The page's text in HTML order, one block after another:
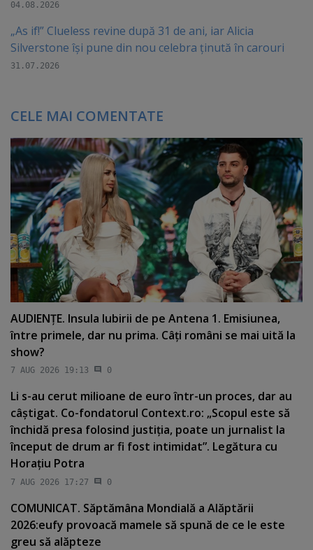
04.08.2026
„As if!” Clueless revine după 31 de ani, iar Alicia
Silverstone își pune din nou celebra ținută în carouri
31.07.2026
CELE MAI COMENTATE
AUDIENŢE. Insula Iubirii de pe Antena 1. Emisiunea,
între primele, dar nu prima. Câţi români se mai uită la
show?
7 AUG 2026 19:13 0
Li s-au cerut milioane de euro într-un proces, dar au
câştigat. Co-fondatorul Context.ro: „Scopul este să
închidă presa folosind justiţia, poate un jurnalist la
început de drum ar fi fost intimidat”. Legătura cu
Horaţiu Potra
7 AUG 2026 17:27 0
COMUNICAT. Săptămâna Mondială a Alăptării
2026:eufy provoacă mamele să spună de ce le este
greu să alăpteze